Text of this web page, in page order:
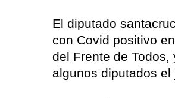
El diputado
con Covid positivo
del Frente de
algunos diputados el